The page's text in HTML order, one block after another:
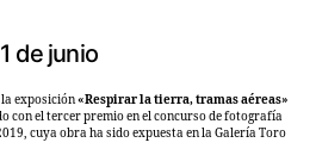
de junio
exposición«Respirar la tierra, tramas aéreas»
con el tercer premio en el concurso de fotografía
cuya obra ha sido expuesta en la Galería Toro